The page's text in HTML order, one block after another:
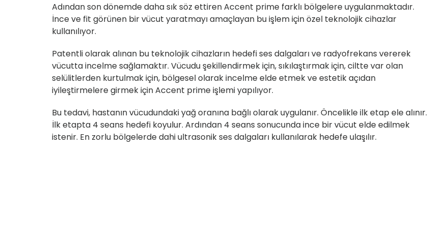
Adından son dönemde daha sık söz ettiren Accent prime farklı bölgelere uygulanmaktadır.
İnce ve fit görünen bir vücut yaratmayı amaçlayan bu işlem için özel teknolojik cihazlar
kullanılıyor.
Patentli olarak alınan bu teknolojik cihazların hedefi ses dalgaları ve radyofrekans vererek
vücutta incelme sağlamaktır. Vücudu şekillendirmek için, sıkılaştırmak için, ciltte var olan
selülitlerden kurtulmak için, bölgesel olarak incelme elde etmek ve estetik açıdan
iyileştirmelere girmek için Accent prime işlemi yapılıyor.
Bu tedavi, hastanın vücudundaki yağ oranına bağlı olarak uygulanır. Öncelikle ilk etap ele alınır.
İlk etapta 4 seans hedefi koyulur. Ardından 4 seans sonucunda ince bir vücut elde edilmek
istenir. En zorlu bölgelerde dahi ultrasonik ses dalgaları kullanılarak hedefe ulaşılır.